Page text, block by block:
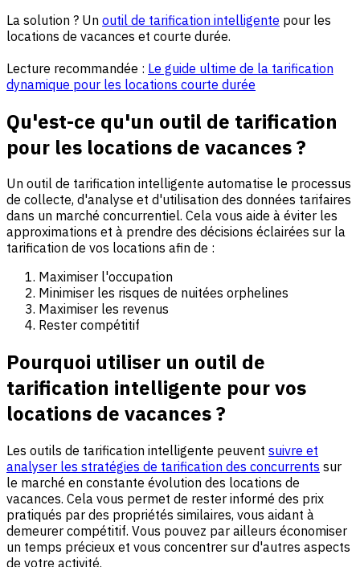
La solution ? Un outil de tarification intelligente pour les
locations de vacances et courte durée.
Lecture recommandée : Le guide ultime de la tarification
dynamique pour les locations courte durée
Qu'est-ce qu'un outil de tarification
pour les locations de vacances ?
Un outil de tarification intelligente automatise le processus
de collecte, d'analyse et d'utilisation des données tarifaires
dans un marché concurrentiel. Cela vous aide à éviter les
approximations et à prendre des décisions éclairées sur la
tarification de vos locations afin de :
Maximiser l'occupation
Minimiser les risques de nuitées orphelines
Maximiser les revenus
Rester compétitif
Pourquoi utiliser un outil de
tarification intelligente pour vos
locations de vacances ?
Les outils de tarification intelligente peuvent suivre et
analyser les stratégies de tarification des concurrents sur
le marché en constante évolution des locations de
vacances. Cela vous permet de rester informé des prix
pratiqués par des propriétés similaires, vous aidant à
demeurer compétitif. Vous pouvez par ailleurs économiser
un temps précieux et vous concentrer sur d'autres aspects
de votre activité.